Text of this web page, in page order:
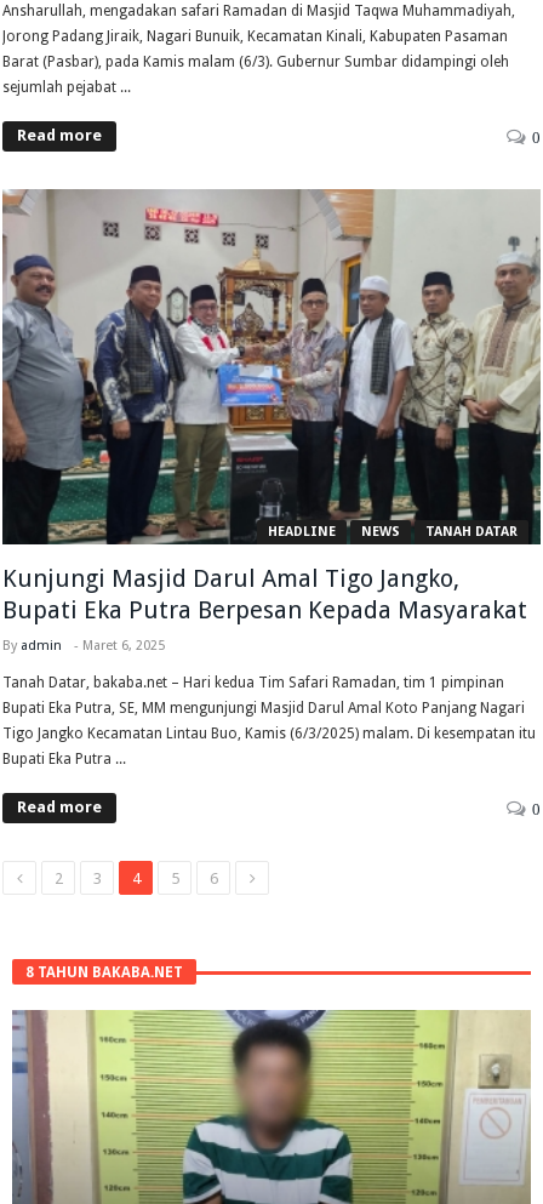
Ansharullah, mengadakan safari Ramadan di Masjid Taqwa Muhammadiyah,
Jorong Padang Jiraik, Nagari Bunuik, Kecamatan Kinali, Kabupaten Pasaman
Barat (Pasbar), pada Kamis malam (6/3). Gubernur Sumbar didampingi oleh
sejumlah pejabat ...
Read more 0
HEADLINE NEWS TANAH DATAR
Kunjungi Masjid Darul Amal Tigo Jangko,
Bupati Eka Putra Berpesan Kepada Masyarakat
By admin - Maret 6, 2025
Tanah Datar, bakaba.net – Hari kedua Tim Safari Ramadan, tim 1 pimpinan
Bupati Eka Putra, SE, MM mengunjungi Masjid Darul Amal Koto Panjang Nagari
Tigo Jangko Kecamatan Lintau Buo, Kamis (6/3/2025) malam. Di kesempatan itu
Bupati Eka Putra ...
Read more 0
2 3 4 5 6
8 TAHUN BAKABA.NET